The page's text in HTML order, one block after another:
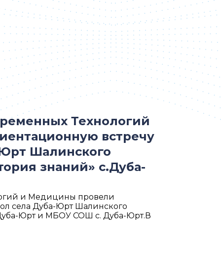
Технологий
встречу
Шалинского
знаний» с.Дуба-
и Медицины провели
села Дуба-Юрт Шалинского
Юрт и МБОУ СОШ с. Дуба-Юрт.В